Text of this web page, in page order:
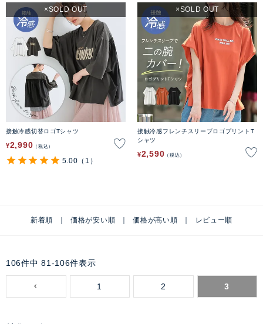
接触冷感切替ロゴTシャツ
¥2,990 税込
SOLD OUT
5.00 （1）
接触冷感フレンチスリーブロゴプリントT
シャツ
¥2,590 税込
SOLD OUT
新着順 価格が安い順 価格が高い順 レビュー順
106件中 81 -106件表示
1 2 3